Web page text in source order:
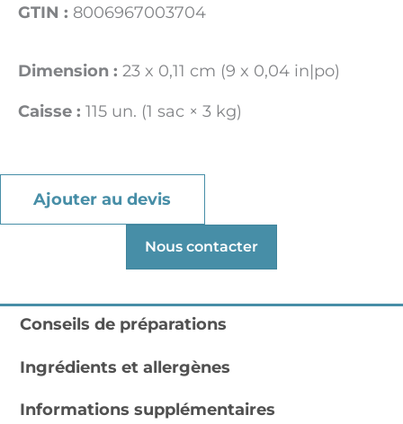
GTIN : 8006967003704
Dimension : 23 x 0,11 cm (9 x 0,04 in|po)
Caisse : 115 un. (1 sac × 3 kg)
Ajouter au devis
Nous contacter
Conseils de préparations
Ingrédients et allergènes
Informations supplémentaires